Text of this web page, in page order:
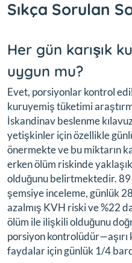
Sıkça Sorulan
Her gün karışık
uygun mu?
Evet, porsiyonlar kontrol
kuruyemiş tüketimi
İskandinav beslenme
yetişkinler için özellikle
önermekte ve bu miktarın
erken ölüm riskinde
olduğunu belirtmektedir. 89
şemsiye inceleme, günlük
azalmış KVH riski ve %22
ölüm ile ilişkili olduğunu
porsiyon kontrolüdür—aşırı
faydalar için günlük 1/4